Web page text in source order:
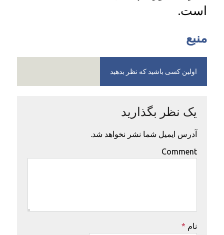
است.
منبع
اولین کسی باشید که نظر بدهید
یک نظر بگذارید
آدرس ایمیل شما نشر نخواهد شد.
Comment
نام *